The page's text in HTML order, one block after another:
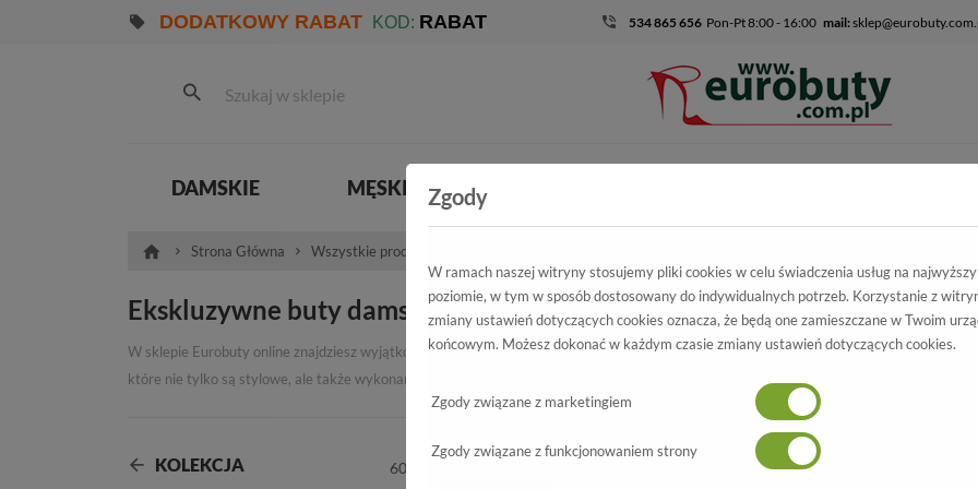
DODATKOWY RABAT KOD: RABAT 534 865 656 Pon-Pt 8:00 - 16:00 mail:
DAMSKIE MĘSKIE
Strona Główna Wszystkie produkty
Ekskluzywne buty damskie
W sklepie Eurobuty online znajdziesz wyjątkową kolekcję ekskluzywnych butów damskich, która pozwoli Ci podkreślić swoją
które nie tylko są stylowe, ale także wykonane z najwyższej jakości materiałów, aby zapewnić Ci niezrównany komfort.
elegancję i oryginalność. Niezależnie od tego, czy szukasz modnych sneakersów, czy ponadczasowych szpilek na eleganckie wyjście,
Eurobuty doskonale zdajemy sobie sprawę, jak ważne są buty dla kobiet. Dlatego skupiamy się na najnowszych trendach projektowych
rozmiarach, kolorach i stylach, dzięki czemu możesz dopasować je do swojego indywidualnego gustu.
KOLEKCJA <
Zgody
W ramach naszej witryny stosujemy pliki cookies w celu świadczenia usług na
poziomie, w tym w sposób dostosowany do indywidualnych potrzeb. Korzystanie z
zmiany ustawień dotyczących cookies oznacza, że będą one zamieszczane w Twoim
końcowym. Możesz dokonać w każdym czasie zmiany ustawień dotyczących cookies.
Zgody związane z marketingiem
Zgody związane z funkcjonowaniem strony